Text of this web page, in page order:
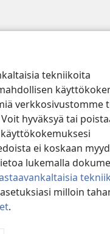
tekniikoita
verkkosivustomme
hyväksyä tai
ei koskaan
lukemalla
milloin
.